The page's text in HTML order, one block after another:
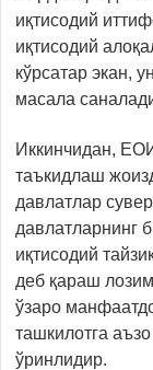
иқтисодий
иқтисодий
кўрсатар экан,
масала
Иккинчидан,
таъкидлаш
давлатлар
давлатларнинг
иқтисодий
деб қараш
ўзаро
ташкилотга
ўринлидир.